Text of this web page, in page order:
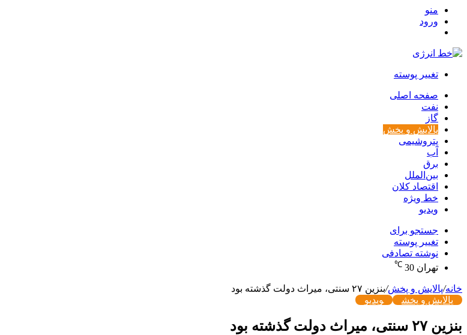
منو
ورود
تغییر پوسته
صفحه اصلی
نفت
گاز
پالایش و پخش
پتروشیمی
آب
برق
بین‌الملل
اقتصاد کلان
خط ویژه
ویدیو
جستجو برای
تغییر پوسته
نوشته تصادفی
تهران 30
℃
خانه/پالایش و پخش/بنزین ۲۷ سنتی، میراث دولت گذشته بود
پالایش و پخش
ویدیو
بنزین ۲۷ سنتی، میراث دولت گذشته بود